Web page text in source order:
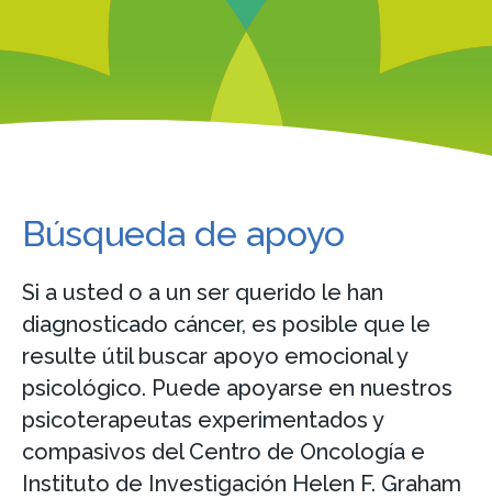
Búsqueda de apoyo
Si a usted o a un ser querido le han
diagnosticado cáncer, es posible que le
resulte útil buscar apoyo emocional y
psicológico. Puede apoyarse en nuestros
psicoterapeutas experimentados y
compasivos del Centro de Oncología e
Instituto de Investigación Helen F. Graham